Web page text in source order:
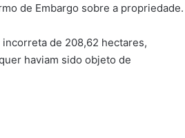
de Embargo sobre a propriedade.
de 208,62 hectares,
haviam sido objeto de